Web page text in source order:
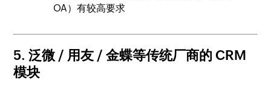
OA）有较高要求
5. 泛微 / 用友 / 金蝶等传统厂商的 CRM
模块